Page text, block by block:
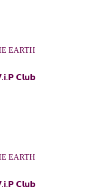
EARTH
𝗖𝗹𝘂𝗯
EARTH
𝗖𝗹𝘂𝗯